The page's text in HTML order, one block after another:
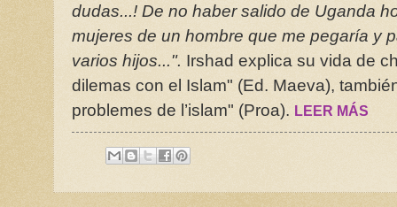
dudas...! De no haber salido de Uganda
mujeres de un hombre que me pegaría y
varios hijos...". Irshad explica su vida de
dilemas con el Islam" (Ed. Maeva),
problemes de l’islam" (Proa). LEER MÁS